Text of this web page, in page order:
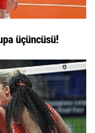
üçüncüsü!